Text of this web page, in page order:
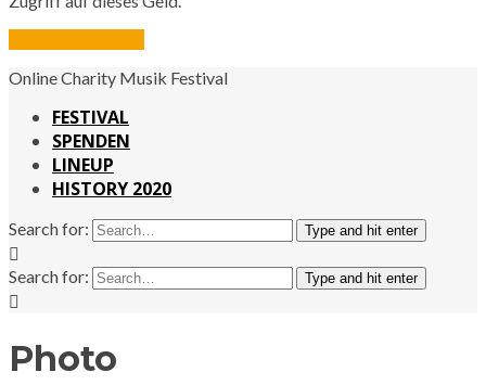
Online Charity Musik Festival
FESTIVAL
SPENDEN
LINEUP
HISTORY 2020
Search for: Type and hit enter
Search for: Type and hit enter
Photo